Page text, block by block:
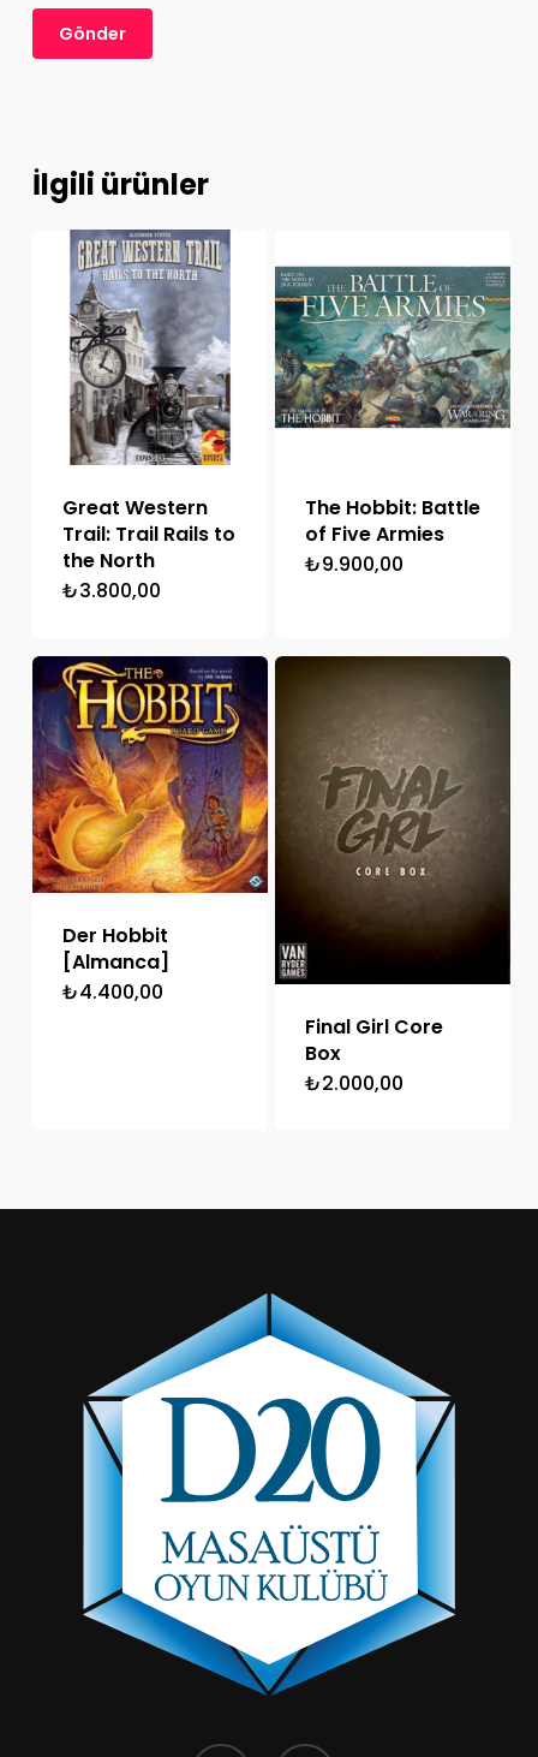
İlgili ürünler
Great Western
Trail: Trail Rails to
the North
₺3.800,00
The Hobbit: Battle
of Five Armies
₺9.900,00
Der Hobbit
[Almanca]
₺4.400,00
Final Girl Core
Box
₺2.000,00